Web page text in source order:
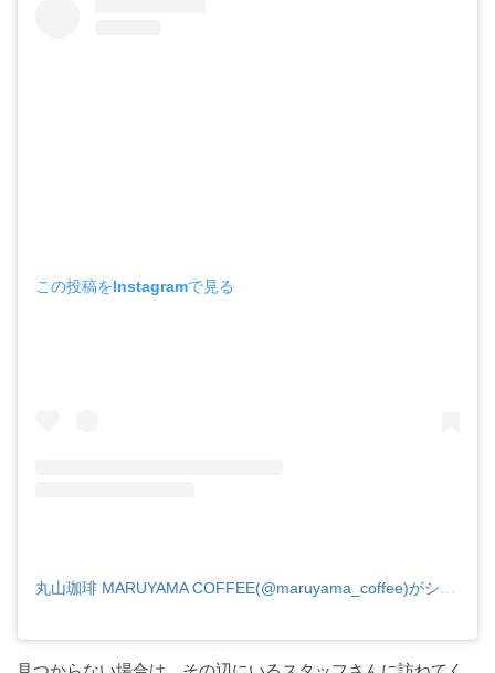
この投稿をInstagramで見る
丸山珈琲 MARUYAMA COFFEE(@maruyama_coffee)がシェアした投稿